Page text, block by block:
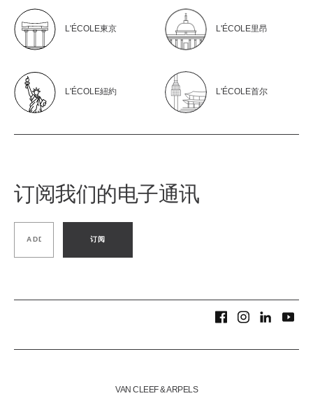
L'ÉCOLE東京 L'ÉCOLE里昂
L'ÉCOLE紐約 L'ÉCOLE首尔
订阅我们的电子通讯
订阅
VAN CLEEF & ARPELS